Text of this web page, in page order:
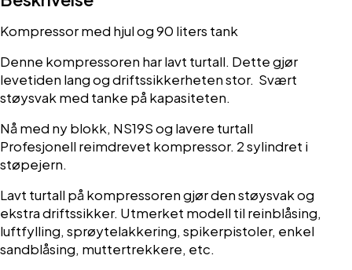
Kompressor med hjul og 90 liters tank
Denne kompressoren har lavt turtall. Dette gjør
levetiden lang og driftssikkerheten stor. Svært
støysvak med tanke på kapasiteten.
Nå med ny blokk, NS19S og lavere turtall
Profesjonell reimdrevet kompressor. 2 sylindret i
støpejern.
Lavt turtall på kompressoren gjør den støysvak og
ekstra driftssikker. Utmerket modell til reinblåsing,
luftfylling, sprøytelakkering, spikerpistoler, enkel
sandblåsing, muttertrekkere, etc.